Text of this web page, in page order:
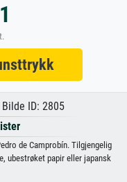
ID: 2805
de Camprobín. Tilgjengelig
ubestrøket papir eller japansk